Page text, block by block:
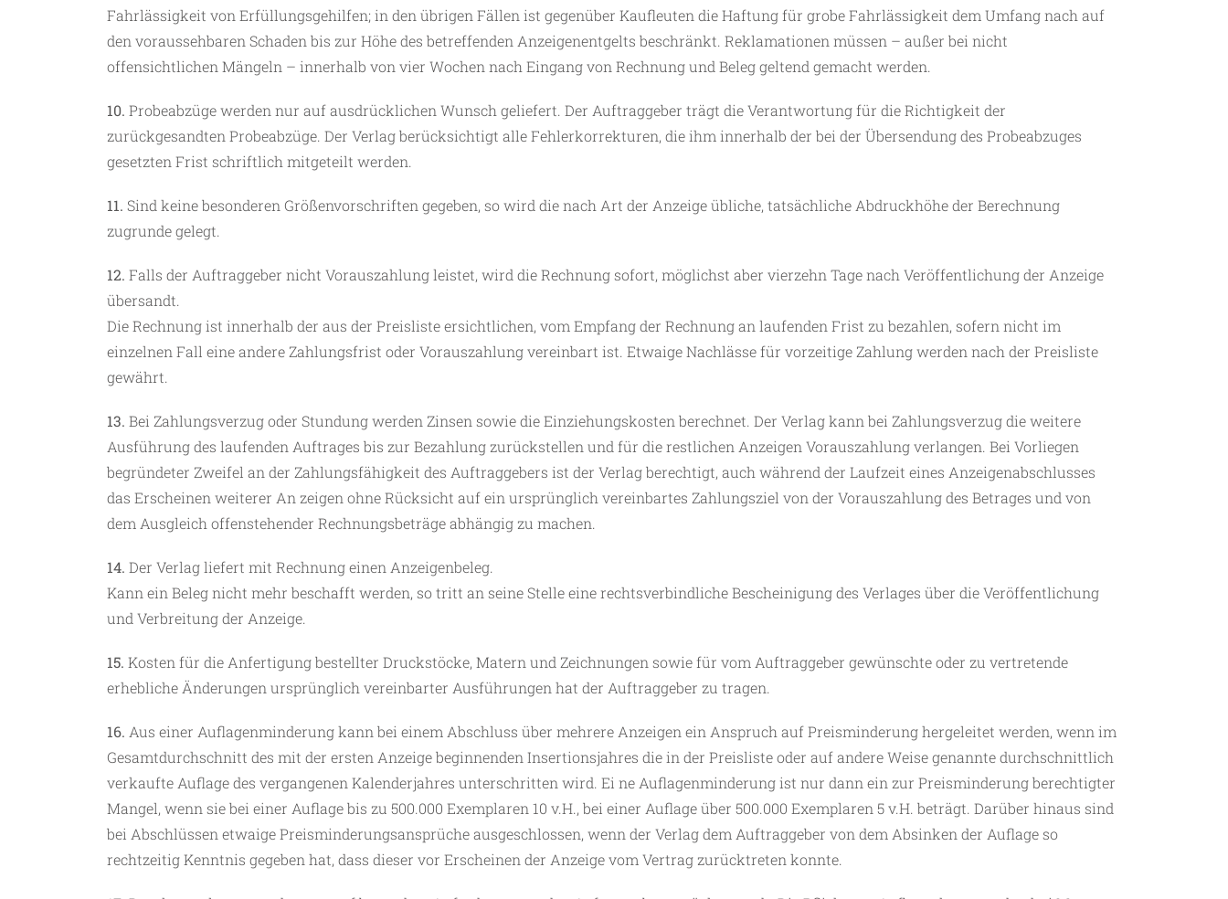
Fahrlässigkeit von Erfüllungsgehilfen; in den übrigen Fällen ist gegenüber Kaufleuten die Haftung für grobe Fahrlässigkeit dem Umfang nach auf
den voraussehbaren Schaden bis zur Höhe des betreffenden Anzeigenentgelts beschränkt. Reklamationen müssen – außer bei nicht
offensichtlichen Mängeln – innerhalb von vier Wochen nach Eingang von Rechnung und Beleg geltend gemacht werden.
10. Probeabzüge werden nur auf ausdrücklichen Wunsch geliefert. Der Auftraggeber trägt die Verantwortung für die Richtigkeit der
zurückgesandten Probeabzüge. Der Verlag berücksichtigt alle Fehlerkorrekturen, die ihm innerhalb der bei der Übersendung des Probeabzuges
gesetzten Frist schriftlich mitgeteilt werden.
11. Sind keine besonderen Größenvorschriften gegeben, so wird die nach Art der Anzeige übliche, tatsächliche Abdruckhöhe der Berechnung
zugrunde gelegt.
12. Falls der Auftraggeber nicht Vorauszahlung leistet, wird die Rechnung sofort, möglichst aber vierzehn Tage nach Veröffentlichung der Anzeige
übersandt.
Die Rechnung ist innerhalb der aus der Preisliste ersichtlichen, vom Empfang der Rechnung an laufenden Frist zu bezahlen, sofern nicht im
einzelnen Fall eine andere Zahlungsfrist oder Vorauszahlung vereinbart ist. Etwaige Nachlässe für vorzeitige Zahlung werden nach der Preisliste
gewährt.
13. Bei Zahlungsverzug oder Stundung werden Zinsen sowie die Einziehungskosten berechnet. Der Verlag kann bei Zahlungsverzug die weitere
Ausführung des laufenden Auftrages bis zur Bezahlung zurückstellen und für die restlichen Anzeigen Vorauszahlung verlangen. Bei Vorliegen
begründeter Zweifel an der Zahlungsfähigkeit des Auftraggebers ist der Verlag berechtigt, auch während der Laufzeit eines Anzeigenabschlusses
das Erscheinen weiterer An zeigen ohne Rücksicht auf ein ursprünglich vereinbartes Zahlungsziel von der Vorauszahlung des Betrages und von
dem Ausgleich offenstehender Rechnungsbeträge abhängig zu machen.
14. Der Verlag liefert mit Rechnung einen Anzeigenbeleg.
Kann ein Beleg nicht mehr beschafft werden, so tritt an seine Stelle eine rechtsverbindliche Bescheinigung des Verlages über die Veröffentlichung
und Verbreitung der Anzeige.
15. Kosten für die Anfertigung bestellter Druckstöcke, Matern und Zeichnungen sowie für vom Auftraggeber gewünschte oder zu vertretende
erhebliche Änderungen ursprünglich vereinbarter Ausführungen hat der Auftraggeber zu tragen.
16. Aus einer Auflagenminderung kann bei einem Abschluss über mehrere Anzeigen ein Anspruch auf Preisminderung hergeleitet werden, wenn im
Gesamtdurchschnitt des mit der ersten Anzeige beginnenden Insertionsjahres die in der Preisliste oder auf andere Weise genannte durchschnittlich
verkaufte Auflage des vergangenen Kalenderjahres unterschritten wird. Ei ne Auflagenminderung ist nur dann ein zur Preisminderung berechtigter
Mangel, wenn sie bei einer Auflage bis zu 500.000 Exemplaren 10 v.H., bei einer Auflage über 500.000 Exemplaren 5 v.H. beträgt. Darüber hinaus sind
bei Abschlüssen etwaige Preisminderungsansprüche ausgeschlossen, wenn der Verlag dem Auftraggeber von dem Absinken der Auflage so
rechtzeitig Kenntnis gegeben hat, dass dieser vor Erscheinen der Anzeige vom Vertrag zurücktreten konnte.